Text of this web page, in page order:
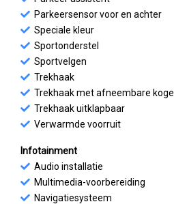
Parkeersensor voor en achter
Speciale kleur
Sportonderstel
Sportvelgen
Trekhaak
Trekhaak met afneembare kogel
Trekhaak uitklapbaar
Verwarmde voorruit
Infotainment
Audio installatie
Multimedia-voorbereiding
Navigatiesysteem